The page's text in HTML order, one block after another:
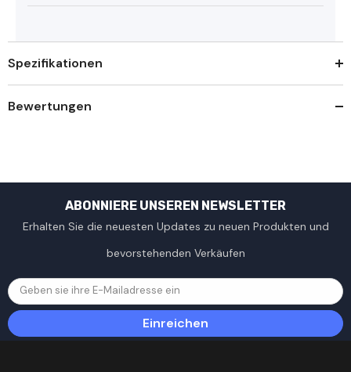
Spezifikationen
Bewertungen
ABONNIERE UNSEREN NEWSLETTER
Erhalten Sie die neuesten Updates zu neuen Produkten und
bevorstehenden Verkäufen
Geben sie ihre E-Mailadresse ein
Einreichen